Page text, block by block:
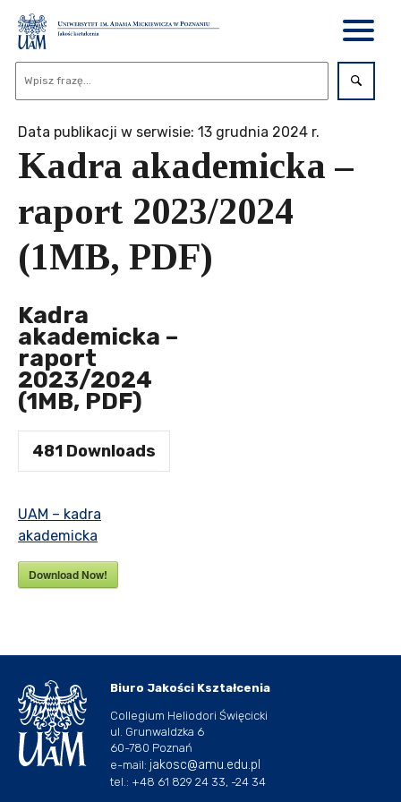
Data publikacji w serwisie: 13 grudnia 2024 r.
Kadra akademicka –
raport 2023/2024
(1MB, PDF)
Kadra
akademicka –
raport
2023/2024
(1MB, PDF)
481 Downloads
UAM – kadra
akademicka
Download Now!
Biuro Jakości Kształcenia
Collegium Heliodori Święcicki
ul. Grunwaldzka 6
60-780 Poznań
e-mail: jakosc@amu.edu.pl
tel.: +48 61 829 24 33, -24 34